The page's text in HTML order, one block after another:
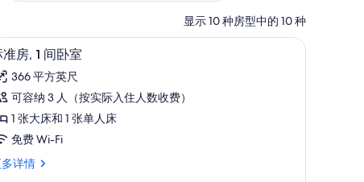
显示 10 种房型中的 10 种
桌
,
标准房, 1 间卧室 | 高档床上用品、羽绒被、加
14
准房, 1 间卧室
366 平方英尺
可容纳 3 人（按实际入住人数收费）
1 张大床和 1 张单人床
免费 Wi-Fi
详情